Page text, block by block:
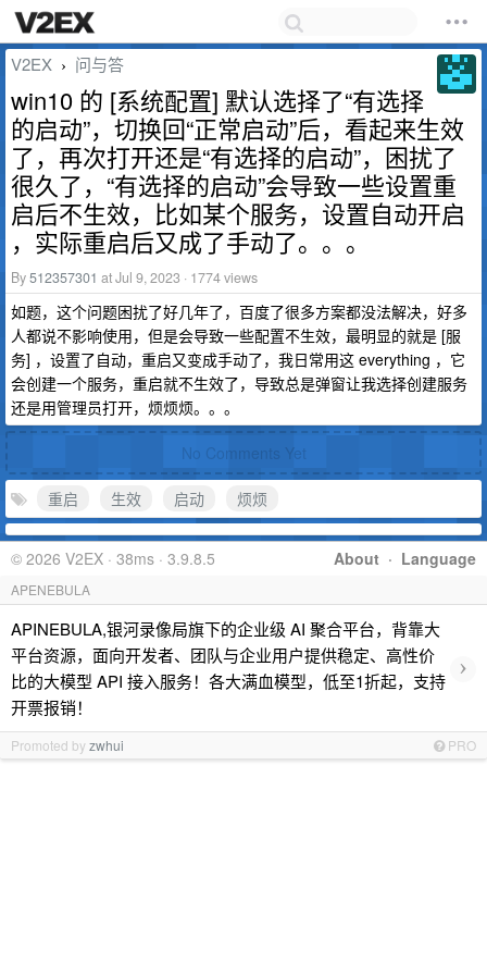
V2EX › 问与答
win10 的 [系统配置] 默认选择了“有选择
的启动”，切换回“正常启动”后，看起来生效
了，再次打开还是“有选择的启动”，困扰了
很久了，“有选择的启动”会导致一些设置重
启后不生效，比如某个服务，设置自动开启
，实际重启后又成了手动了。。。
By512357301 at Jul 9, 2023 · 1774 views
如题，这个问题困扰了好几年了，百度了很多方案都没法解决，好多
人都说不影响使用，但是会导致一些配置不生效，最明显的就是 [服
务] ，设置了自动，重启又变成手动了，我日常用这 everything ，它
会创建一个服务，重启就不生效了，导致总是弹窗让我选择创建服务
还是用管理员打开，烦烦烦。。。
No Comments Yet
重启 生效 启动 烦烦
About · Language
© 2026 V2EX · 38ms · 3.9.8.5
APENEBULA
APINEBULA,银河录像局旗下的企业级 AI 聚合平台，背靠大
平台资源，面向开发者、团队与企业用户提供稳定、高性价
比的大模型 API 接入服务！各大满血模型，低至1折起，支持
开票报销！
›
Promoted byzwhui PRO